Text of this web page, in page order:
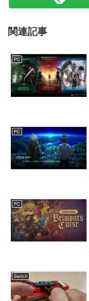
関連記事
PC
PC
PC
Switch